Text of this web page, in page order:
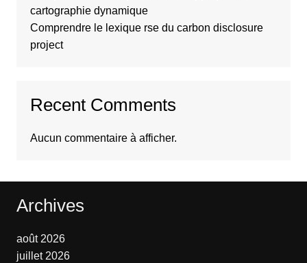
cartographie dynamique
Comprendre le lexique rse du carbon disclosure
project
Recent Comments
Aucun commentaire à afficher.
Archives
août 2026
juillet 2026